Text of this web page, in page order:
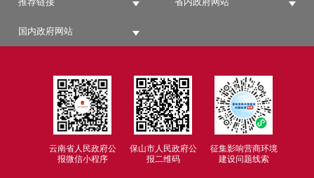
国内政府网站
云南省人民政府公
报微信小程序
保山市人民政府公
报二维码
征集影响营商环境
建设问题线索